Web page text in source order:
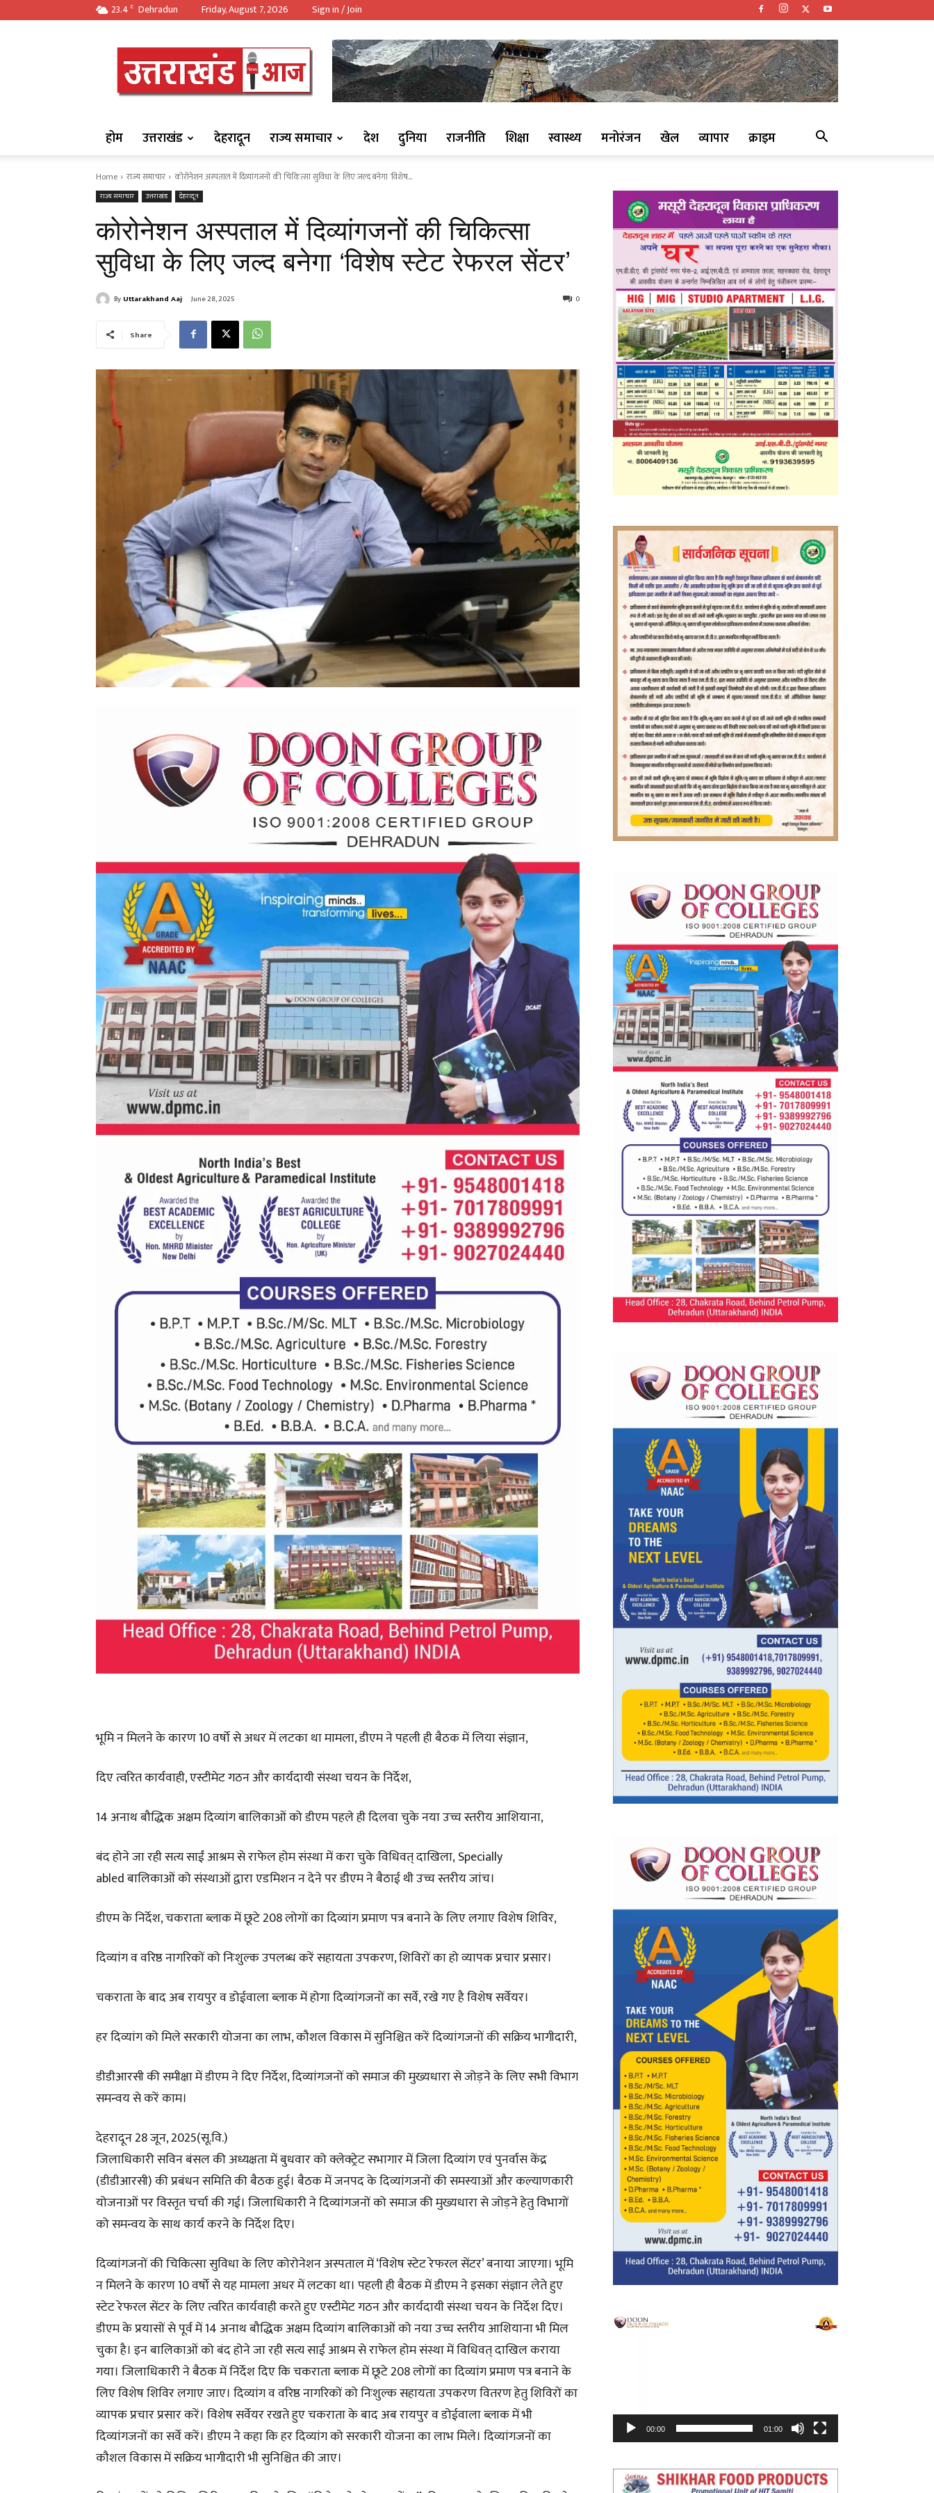
23.4 C Dehradun Friday, August 7, 2026 Sign in / Join
https://uttarakhandaaj.com/
होम उत्तराखंड देहरादून राज्य समाचार देश दुनिया राजनीति शिक्षा स्वास्थ्य मनोरंजन खेल व्यापार क्राइम
Home राज्य समाचार कोरोनेशन अस्पताल में दिव्यांगजनों की चिकित्सा सुविधा के लिए जल्द बनेगा ‘विशेष...
राज्य समाचार उत्तराखंड देहरादून
कोरोनेशन अस्पताल में दिव्यांगजनों की चिकित्सा
सुविधा के लिए जल्द बनेगा ‘विशेष स्टेट रेफरल सेंटर’
By Uttarakhand Aaj June 28, 2025 0
Share
भूमि न मिलने के कारण 10 वर्षो से अधर में लटका था मामला, डीएम ने पहली ही बैठक में लिया संज्ञान,
दिए त्वरित कार्यवाही, एस्टीमेट गठन और कार्यदायी संस्था चयन के निर्देश,
14 अनाथ बौद्धिक अक्षम दिव्यांग बालिकाओं को डीएम पहले ही दिलवा चुके नया उच्च स्तरीय आशियाना,
बंद होने जा रही सत्य साईं आश्रम से राफेल होम संस्था में करा चुके विधिवत् दाखिला, Specially
abled बालिकाओं को संस्थाओं द्वारा एडमिशन न देने पर डीएम ने बैठाई थी उच्च स्तरीय जांच।
डीएम के निर्देश, चकराता ब्लाक में छूटे 208 लोगों का दिव्यांग प्रमाण पत्र बनाने के लिए लगाए विशेष शिविर,
दिव्यांग व वरिष्ठ नागरिकों को निःशुल्क उपलब्ध करें सहायता उपकरण, शिविरों का हो व्यापक प्रचार प्रसार।
चकराता के बाद अब रायपुर व डोईवाला ब्लाक में होगा दिव्यांगजनों का सर्वे, रखे गए है विशेष सर्वेयर।
हर दिव्यांग को मिले सरकारी योजना का लाभ, कौशल विकास में सुनिश्चित करें दिव्यांगजनों की सक्रिय भागीदारी,
डीडीआरसी की समीक्षा में डीएम ने दिए निर्देश, दिव्यांगजनों को समाज की मुख्यधारा से जोड़ने के लिए सभी विभाग
समन्वय से करें काम।
देहरादून 28 जून, 2025(सू.वि.)
जिलाधिकारी सविन बंसल की अध्यक्षता में बुधवार को क्लेक्ट्रेट सभागार में जिला दिव्यांग एवं पुनर्वास केंद्र
(डीडीआरसी) की प्रबंधन समिति की बैठक हुई। बैठक में जनपद के दिव्यांगजनों की समस्याओं और कल्याणकारी
योजनाओं पर विस्तृत चर्चा की गई। जिलाधिकारी ने दिव्यांगजनों को समाज की मुख्यधारा से जोड़ने हेतु विभागों
को समन्वय के साथ कार्य करने के निर्देश दिए।
दिव्यांगजनों की चिकित्सा सुविधा के लिए कोरोनेशन अस्पताल में ‘विशेष स्टेट रेफरल सेंटर’ बनाया जाएगा। भूमि
न मिलने के कारण 10 वर्षो से यह मामला अधर में लटका था। पहली ही बैठक में डीएम ने इसका संज्ञान लेते हुए
स्टेट रेफरल सेंटर के लिए त्वरित कार्यवाही करते हुए एस्टीमेट गठन और कार्यदायी संस्था चयन के निर्देश दिए।
डीएम के प्रयासों से पूर्व में 14 अनाथ बौद्धिक अक्षम दिव्यांग बालिकाओं को नया उच्च स्तरीय आशियाना भी मिल
चुका है। इन बालिकाओं को बंद होने जा रही सत्य साईं आश्रम से राफेल होम संस्था में विधिवत् दाखिल कराया
गया। जिलाधिकारी ने बैठक में निर्देश दिए कि चकराता ब्लाक में छूटे 208 लोगों का दिव्यांग प्रमाण पत्र बनाने के
लिए विशेष शिविर लगाए जाए। दिव्यांग व वरिष्ठ नागरिकों को निःशुल्क सहायता उपकरण वितरण हेतु शिविरों का
व्यापक प्रचार प्रसार करें। विशेष सर्वेयर रखते हुए चकराता के बाद अब रायपुर व डोईवाला ब्लाक में भी
दिव्यांगजनों का सर्वे करें। डीएम ने कहा कि हर दिव्यांग को सरकारी योजना का लाभ मिले। दिव्यांगजनों का
कौशल विकास में सक्रिय भागीदारी भी सुनिश्चित की जाए।
Video
00:00 01:00